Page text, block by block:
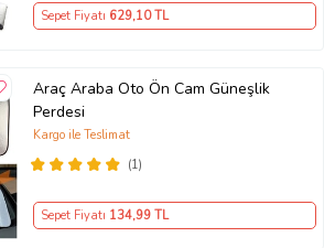
Sepet Fiyatı 629,10 TL
Araç Araba Oto Ön Cam Güneşlik
Perdesi
(1)
Kargo ile Teslimat
Sepet Fiyatı 134,99 TL